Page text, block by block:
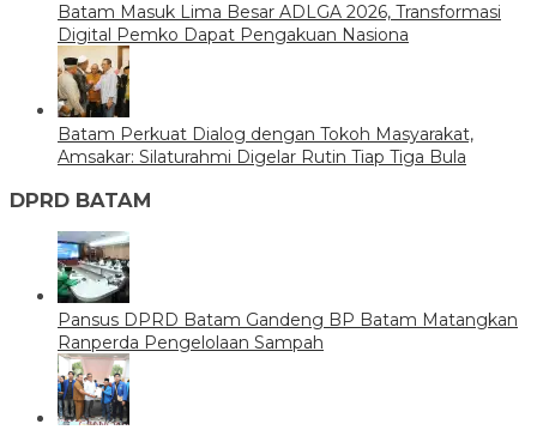
Batam Masuk Lima Besar ADLGA 2026, Transformasi
Digital Pemko Dapat Pengakuan Nasiona
Batam Perkuat Dialog dengan Tokoh Masyarakat,
Amsakar: Silaturahmi Digelar Rutin Tiap Tiga Bula
DPRD BATAM
Pansus DPRD Batam Gandeng BP Batam Matangkan
Ranperda Pengelolaan Sampah